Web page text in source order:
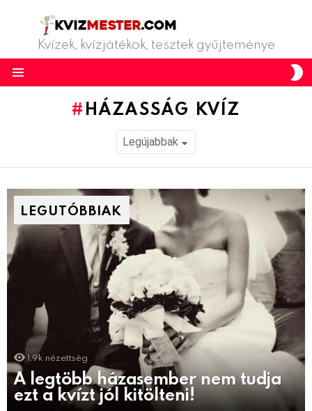
Kvízek, kvízjátékok, tesztek gyűjteménye
HÁZASSÁG KVÍZ
LEGUTÓBBIAK
1.9k nézettség
A legtöbb házasember nem tudja
ezt a kvízt jól kitölteni!